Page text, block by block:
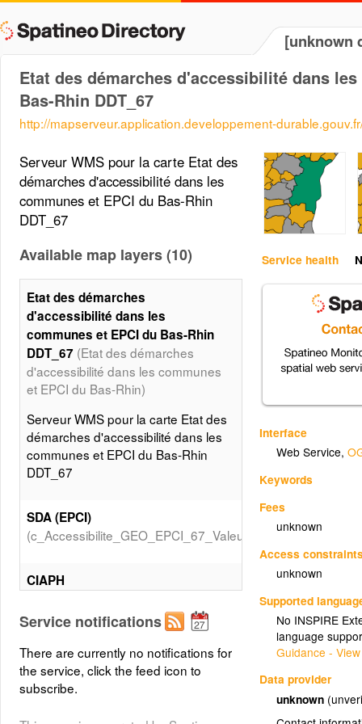
[unknown
Etat des démarches d'accessibilité dans
Bas-Rhin DDT_67
http://mapserveur.application.developpement-
Service health
Interface
Web Service,
Keywords
Fees
unknown
Access
unknown
Supported
No INSPIRE
language
Guidance -
Data provider
unknown
Serveur WMS pour la carte Etat des
démarches d'accessibilité dans les
communes et EPCI du Bas-Rhin
DDT_67
Available map layers (10)
Etat des démarches
d'accessibilité dans les
communes et EPCI du Bas-Rhin
DDT_67 (Etat des démarches
d'accessibilité dans les communes
et EPCI du Bas-Rhin)
Serveur WMS pour la carte Etat des
démarches d'accessibilité dans les
communes et EPCI du Bas-Rhin
DDT_67
SDA (EPCI)
(c_Accessibilite_GEO_EPCI_67_Valeurs_SDA)
CIAPH
(c_Accessibilite_GEO_EPCI_67_Valeurs_CIAPH)
(c_Accessibilite_GEO_EPCI_67_Valeurs_PAVE)
Service notifications
There are currently no notifications for
the service, click the feed icon to
subscribe.